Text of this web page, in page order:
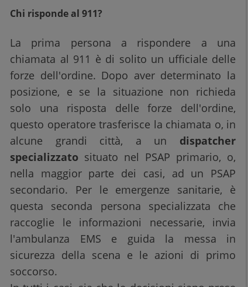
Chi risponde al 911?
La prima persona a rispondere a una
chiamata al 911 è di solito un ufficiale delle
forze dell'ordine. Dopo aver determinato la
posizione, e se la situazione non richieda
solo una risposta delle forze dell'ordine,
questo operatore trasferisce la chiamata o, in
alcune grandi città, a un dispatcher
specializzato situato nel PSAP primario, o,
nella maggior parte dei casi, ad un PSAP
secondario. Per le emergenze sanitarie, è
questa seconda persona specializzata che
raccoglie le informazioni necessarie, invia
l'ambulanza EMS e guida la messa in
sicurezza della scena e le azioni di primo
soccorso.